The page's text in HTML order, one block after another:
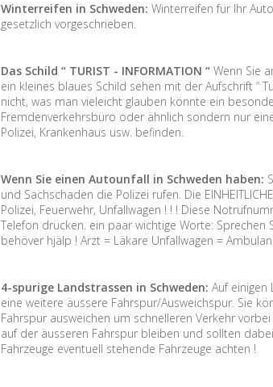
Winterreifen in Schweden: Winterreifen für Ihr
gesetzlich vorgeschrieben.
Das Schild “ TURIST - INFORMATION “ Wenn Sie
ein kleines blaues Schild sehen mit der Aufschrift “
nicht, was man vieleicht glauben könnte ein
Fremdenverkehrsbüro oder ähnlich sondern nur
Polizei, Krankenhaus usw. befinden.
Wenn Sie einen Autounfall in Schweden haben:
und Sachschaden die Polizei rufen. Die
Polizei, Feuerwehr, Unfallwagen ! ! ! Diese
Telefon drücken. ein paar wichtige Worte: Sprechen
behöver hjälp ! Arzt = Läkare Unfallwagen =
4-spurige Landstrassen in Schweden: Auf
eine weitere äussere Fahrspur/Ausweichspur. Sie
Fahrspur ausweichen um schnelleren Verkehr
auf der äusseren Fahrspur bleiben und sollten
Fahrzeuge eventuell stehende Fahrzeuge achten !